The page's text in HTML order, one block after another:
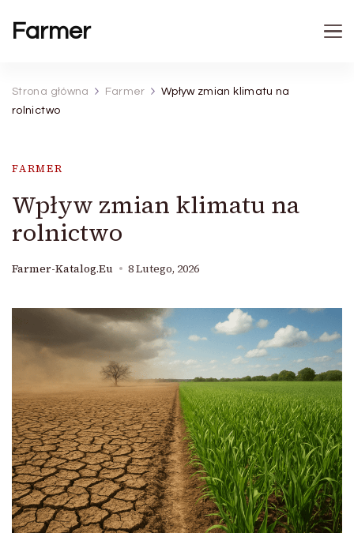
Farmer
Strona główna Farmer
Wpływ zmian klimatu na
rolnictwo
FARMER
Wpływ zmian klimatu na
rolnictwo
Farmer-Katalog.eu 8 Lutego, 2026